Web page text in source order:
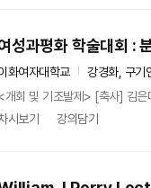
성과평화 학술대회 :
화여자대학교
강경화, 구기
개회 및 기조발제> [축사] 김은
시보기
강의담기